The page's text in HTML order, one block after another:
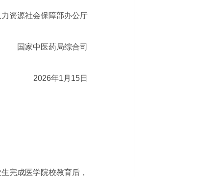
力资源社会保障部办公厅
国家中医药局综合司
2026年1月15日
完成医学院校教育后，